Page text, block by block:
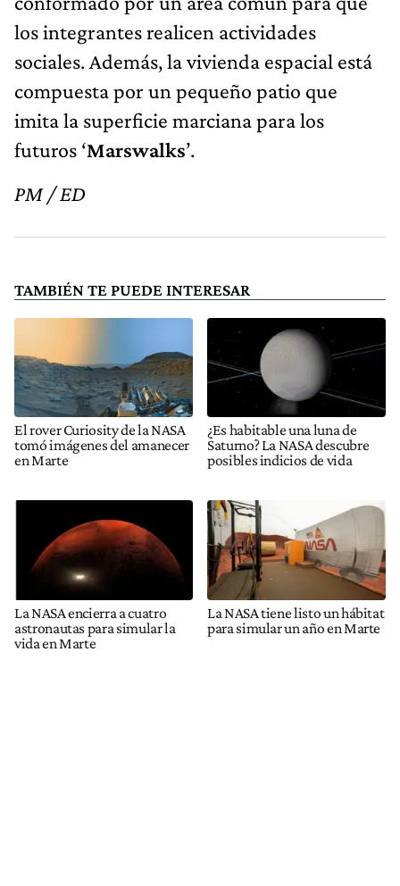
los integrantes realicen actividades
sociales. Además, la vivienda espacial está
compuesta por un pequeño patio que
imita la superficie marciana para los
futuros ‘Marswalks’.
PM / ED
TAMBIÉN TE PUEDE INTERESAR
El rover Curiosity de la NASA
tomó imágenes del amanecer
en Marte
¿Es habitable una luna de
Saturno? La NASA descubre
posibles indicios de vida
La NASA encierra a cuatro
astronautas para simular la
vida en Marte
La NASA tiene listo un hábitat
para simular un año en Marte